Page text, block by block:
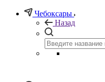
Чебоксары
Назад